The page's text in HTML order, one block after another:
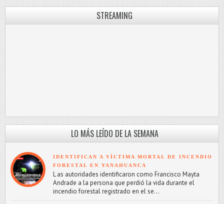
STREAMING
LO MÁS LEÍDO DE LA SEMANA
IDENTIFICAN A VÍCTIMA MORTAL DE INCENDIO
FORESTAL EN YANAHUANCA
L as autoridades identificaron como Francisco Mayta
Andrade a la persona que perdió la vida durante el
incendio forestal registrado en el se...